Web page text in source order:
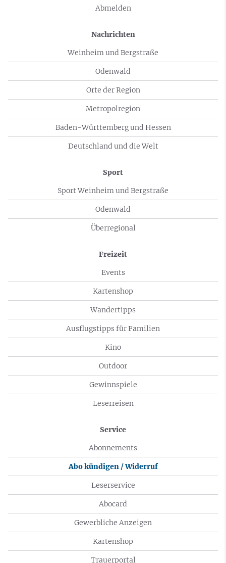
Abmelden
Nachrichten
Weinheim und Bergstraße
Odenwald
Orte der Region
Metropolregion
Baden-Württemberg und Hessen
Deutschland und die Welt
Sport
Sport Weinheim und Bergstraße
Odenwald
Überregional
Freizeit
Events
Kartenshop
Wandertipps
Ausflugstipps für Familien
Kino
Outdoor
Gewinnspiele
Leserreisen
Service
Abonnements
Abo kündigen / Widerruf
Leserservice
Abocard
Gewerbliche Anzeigen
Kartenshop
Trauerportal